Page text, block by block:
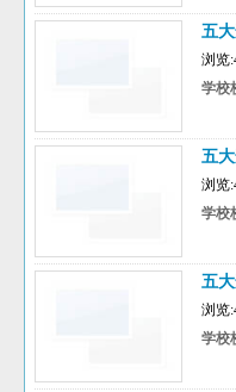
五
浏览
学校
五
浏览
学校
五
浏览
学校